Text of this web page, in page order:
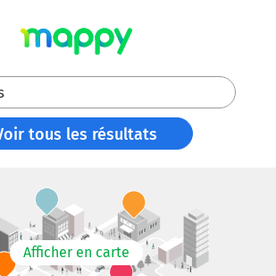
tous les résultats
Afficher en carte